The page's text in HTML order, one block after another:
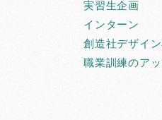
実習生企画
インターン
創造社デザイ
職業訓練のア